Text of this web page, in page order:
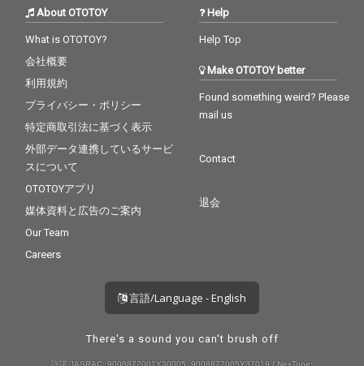
About OTOTOY
What is OTOTOY?
会社概要
利用規約
プライバシー・ポリシー
特定商取引法に基づく表示
外部データ連携しているサービ
スについて
OTOTOYアプリ
媒体資料と広告のご案内
Our Team
Careers
Help
Help Top
Make OTOTOY better
Found something weird? Please
mail us
Contact
退会
言語/Language - English
There's a sound you can't brush off
許諾 JASRAC: 9008872001Y30005, 9008872005Y37019 / NexTone: